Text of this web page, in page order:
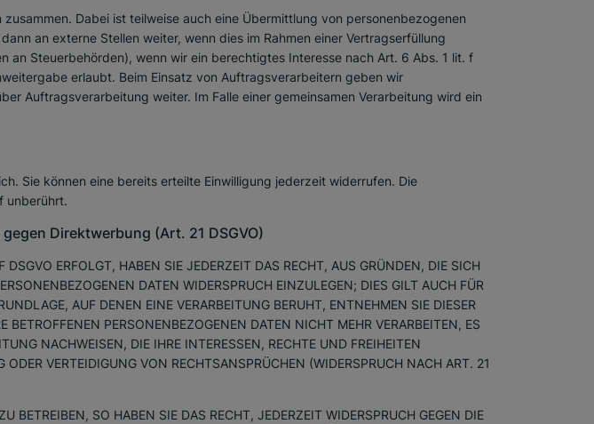
Dabei ist teilweise auch eine Übermittlung von personenbezogenen
an externe Stellen weiter, wenn dies im Rahmen einer Vertragserfüllung
Steuerbehörden), wenn wir ein berechtigtes Interesse nach Art. 6 Abs. 1 lit. f
erlaubt. Beim Einsatz von Auftragsverarbeitern geben wir
Auftragsverarbeitung weiter. Im Falle einer gemeinsamen Verarbeitung wird ein
Sie können eine bereits erteilte Einwilligung jederzeit widerrufen. Die
unberührt.
Direktwerbung (Art. 21 DSGVO)
ERFOLGT, HABEN SIE JEDERZEIT DAS RECHT, AUS GRÜNDEN, DIE SICH
DATEN WIDERSPRUCH EINZULEGEN; DIES GILT AUCH FÜR
AUF DENEN EINE VERARBEITUNG BERUHT, ENTNEHMEN SIE DIESER
PERSONENBEZOGENEN DATEN NICHT MEHR VERARBEITEN, ES
NACHWEISEN, DIE IHRE INTERESSEN, RECHTE UND FREIHEITEN
VERTEIDIGUNG VON RECHTSANSPRÜCHEN (WIDERSPRUCH NACH ART. 21
BETREIBEN, SO HABEN SIE DAS RECHT, JEDERZEIT WIDERSPRUCH GEGEN DIE